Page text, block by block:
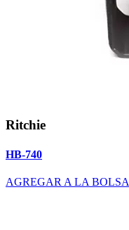
Ritchie
HB-740
AGREGAR A LA BOLSA